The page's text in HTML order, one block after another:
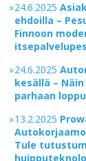
»24.6.2025
ehdoilla –
Finnoon
»24.6.2025
kesällä –
parhaan
»13.2.2025
Tule